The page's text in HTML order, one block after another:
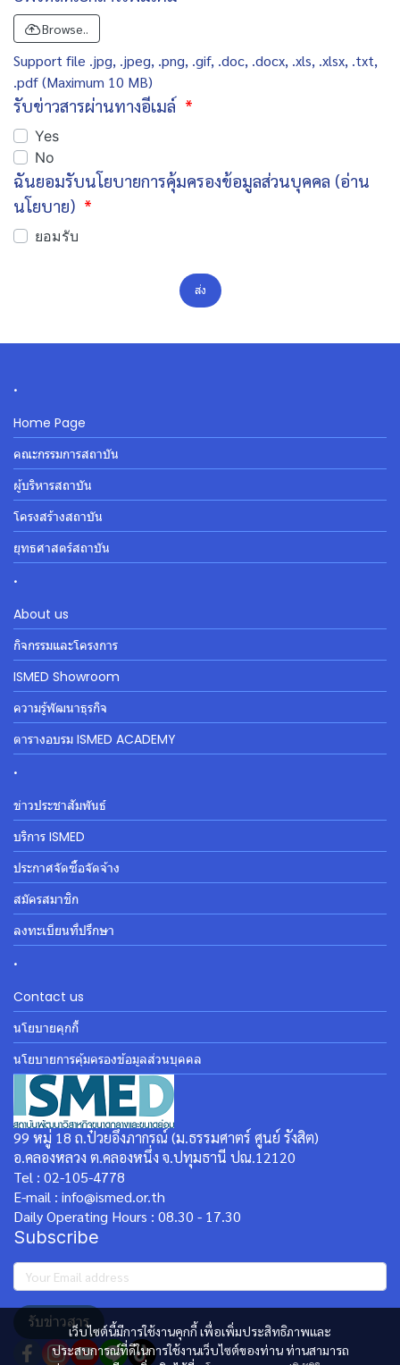
Browse..
Support file .jpg, .jpeg, .png, .gif, .doc, .docx, .xls, .xlsx, .txt,
.pdf (Maximum 10 MB)
รับข่าวสารผ่านทางอีเมล์
Yes
No
ฉันยอมรับนโยบายการคุ้มครองข้อมูลส่วนบุคคล (อ่าน
นโยบาย)
ยอมรับ
ส่ง
เว็บไซต์นี้มีการใช้งานคุกกี้ เพื่อเพิ่มประสิทธิภาพและ
ประสบการณ์ที่ดีในการใช้งานเว็บไซต์ของท่าน ท่านสามารถ
.
Home Page
คณะกรรมการสถาบัน
ผู้บริหารสถาบัน
โครงสร้างสถาบัน
ยุทธศาสตร์สถาบัน
.
About us
กิจกรรมและโครงการ
ISMED Showroom
ความรู้พัฒนาธุรกิจ
ตารางอบรม ISMED ACADEMY
.
ข่าวประชาสัมพันธ์
บริการ ISMED
ประกาศจัดซื้อจัดจ้าง
สมัครสมาชิก
ลงทะเบียนที่ปรึกษา
.
Contact us
นโยบายคุกกี้
นโยบายการคุ้มครองข้อมูลส่วนบุคคล
99 หมู่ 18 ถ.ป๋วยอึ๊งภากรณ์ (ม.ธรรมศาตร์ ศูนย์ รังสิต)
อ.คลองหลวง ต.คลองหนึ่ง จ.ปทุมธานี ปณ.12120
Tel : 02-105-4778
E-mail : info@ismed.or.th
Daily Operating Hours : 08.30 - 17.30
Subscribe
รับข่าวสาร